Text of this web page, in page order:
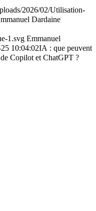
2026/02/Utilisation-
Dardaine
1.svg Emmanuel
10:04:02IA : que peuvent
Copilot et ChatGPT ?